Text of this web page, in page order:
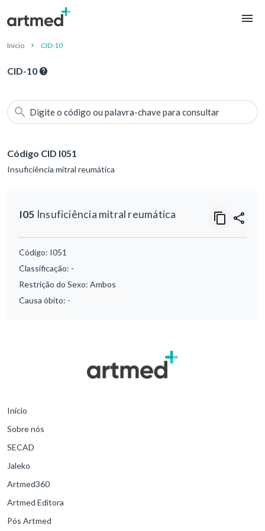
Início CID-10
CID-10
Digite o código ou palavra-chave para consultar
Código CID I051
Insuficiência mitral reumática
I05 Insuficiência mitral reumática
Código: I051
Classificação: -
Restrição do Sexo: Ambos
Causa óbito: -
Início
Sobre nós
SECAD
Jaleko
Artmed360
Artmed Editora
Pós Artmed